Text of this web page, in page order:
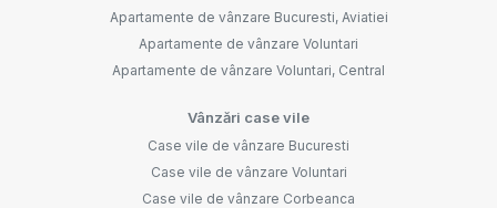
Apartamente de vânzare Bucuresti, Aviatiei
Apartamente de vânzare Voluntari
Apartamente de vânzare Voluntari, Central
Vânzări case vile
Case vile de vânzare Bucuresti
Case vile de vânzare Voluntari
Case vile de vânzare Corbeanca